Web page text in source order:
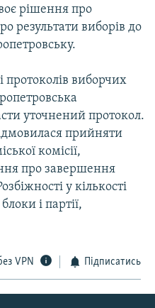
рішення про
результати виборів до
протоколів виборчих
уточнений протокол.
прийняти
комісії,
про завершення
у кількості
і партії,
VPN Підписатись